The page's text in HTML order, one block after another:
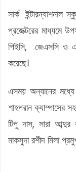
সার্ক ইন্টারন্যাশনাল
প্রজেক্টরের মাধ্যমে
পিইসি, জেএসসি ও
করেছে।
এসময় অন্যানের মধ্যে
শাহপরান ক্যাম্পাসের
টিপু দাস, সারা আব্দুর
মাকসুদা রশীদ মিলা